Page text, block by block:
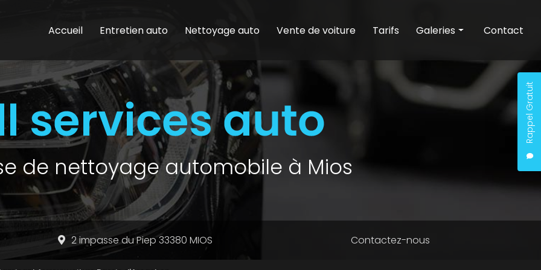
Rappel Gratuit
Accueil
Entretien auto Nettoyage auto Vente de voiture Tarifs Galeries
Nettoyage auto
Vente de voiture
Contact
de nettoyage automobile à Mios
2 impasse du Piep 33380 MIOS Contactez-nous